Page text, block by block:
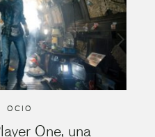
OCIO
One, una